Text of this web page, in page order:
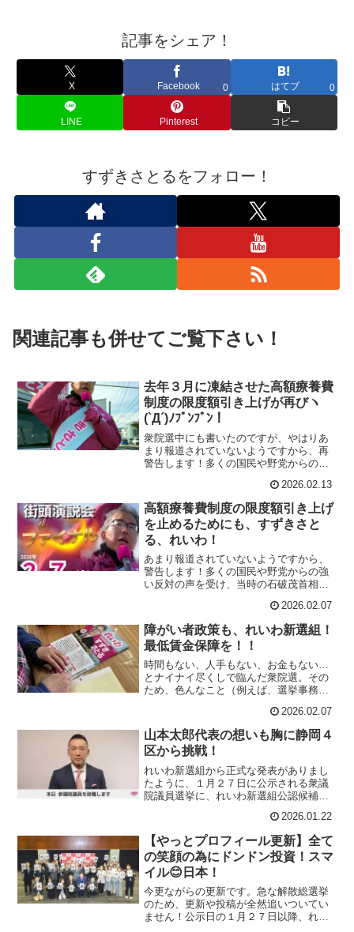
記事をシェア！
X Facebook 0 はてブ 0
LINE Pinterest コピー
すずきさとるをフォロー！
関連記事も併せてご覧下さい！
去年３月に凍結させた高額療養費
制度の限度額引き上げが再びヽ
(`Д´)ﾉﾌﾟﾝﾌﾟﾝ！
衆院選中にも書いたのですが、やはりあ
まり報道されていないようですから、再
警告します！多くの国民や野党からの強
2025年3月に凍結した高額療養費制度の限
度額引き上げを、高市総理は再び実行し
ようとしています！高市総理の、ワガマ
マ解散、統一教会問題隠し解散のために
これか
2026.02.13
高額療養費制度の限度額引き上げ
を止めるためにも、すずきさと
る、れいわ！
あまり報道されていないようですから、
警告します！多くの国民や野党からの強
い反対の声を受け、当時の石破茂首相が
度額引き上げを、高市総理は再び実行し
ようとしています！高市総理の、ワガマ
マ解散、統一教会問題隠し解散のために
まだ審議されていない来年度予算案に、
202
2026.02.07
障がい者政策も、れいわ新選組！
最低賃金保障を！！
時間もない、人手もない、お金もない…
とナイナイ尽くしで臨んだ衆院選。その
ため、色んなこと（例えば、選挙事務所
ったのですが、何とかしたいと考えたの
が選挙運動ビラ（政策ビラ・証紙ビラ）
の最大限（計１１万枚）の活用でした。
ただ、そこで問題となるのが、ビラへの
証紙貼りでし
2026.02.07
山本太郎代表の想いも胸に静岡４
区から挑戦！
れいわ新選組から正式な発表がありまし
たように、１月２７日に公示される衆議
院議員選挙に、れいわ新選組公認候補と
一部（旧富士川町）、富士宮市）から挑
戦することとなりました。とにかく全く
急な、物価対策等そっちのけの衆議院解
散と選挙であるため、文字通り猫の手も
借りたい状況
2026.01.22
【やっとプロフィール更新】全て
の笑顔の為にドンドン投資！スマ
イル😊日本！
今更ながらの更新です。急な解散総選挙
のため、更新や投稿が全然追いついてい
ません！公示日の１月２７日以降、れい